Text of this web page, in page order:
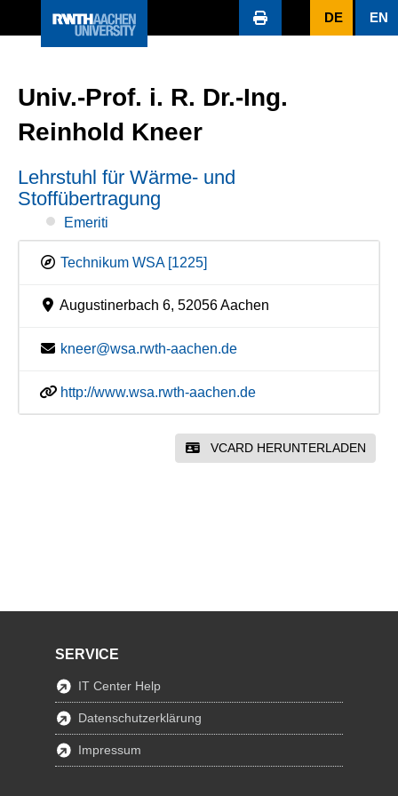
DE EN
Univ.-Prof. i. R. Dr.-Ing.
Reinhold Kneer
Lehrstuhl für Wärme- und
Stoffübertragung
Emeriti
Technikum WSA [1225]
Augustinerbach 6, 52056 Aachen
kneer@wsa.rwth-aachen.de
http://www.wsa.rwth-aachen.de
VCARD HERUNTERLADEN
SERVICE
IT Center Help
Datenschutzerklärung
Impressum